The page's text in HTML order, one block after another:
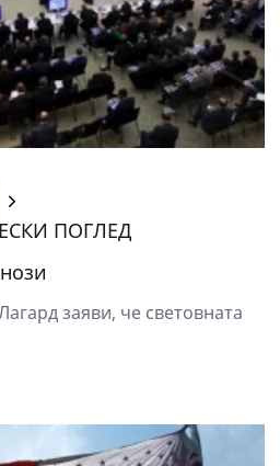
ПОГЛЕД
заяви, че световната